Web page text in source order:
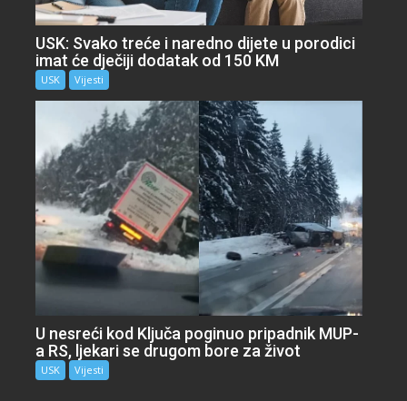
USK: Svako treće i naredno dijete u porodici
imat će dječiji dodatak od 150 KM
USK Vijesti
U nesreći kod Ključa poginuo pripadnik MUP-
a RS, ljekari se drugom bore za život
USK Vijesti